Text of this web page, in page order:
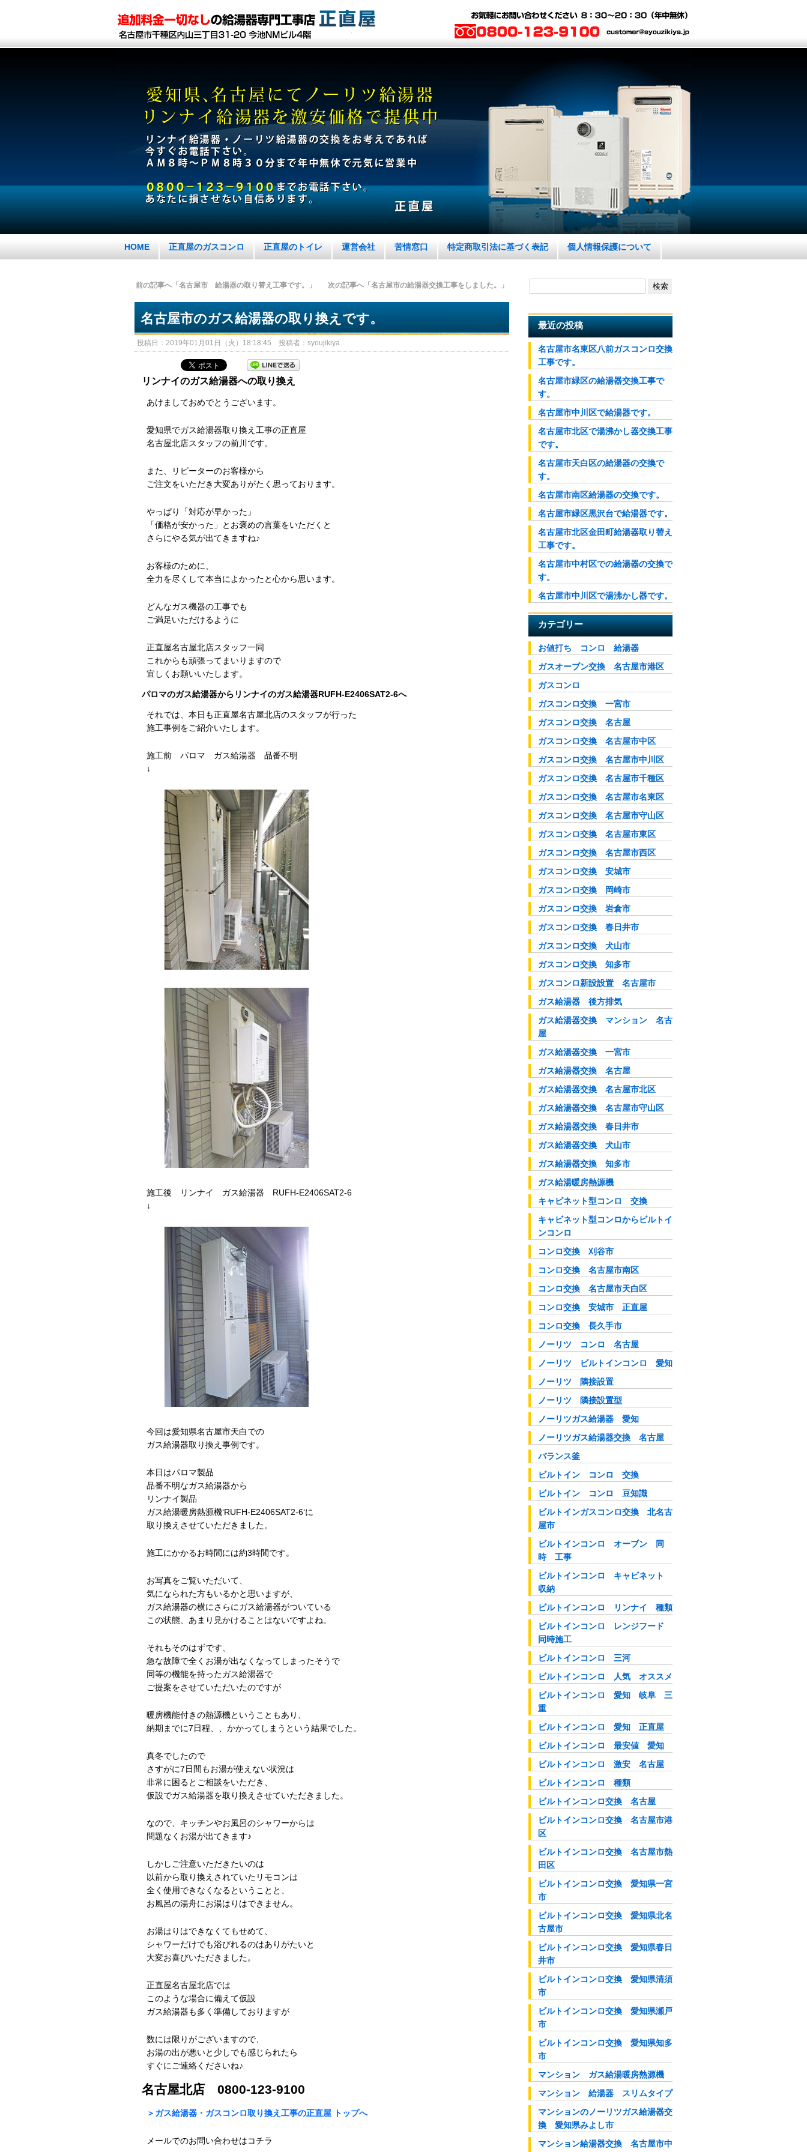
HOME 正直屋のガスコンロ 正直屋のトイレ 運営会社 苦情窓口 特定商取引法に基づく表記 個人情報保護について
前の記事へ「名古屋市 給湯器の取り替え工事です。」 次の記事へ「名古屋市の給湯器交換工事をしました。」
名古屋市のガス給湯器の取り換えです。
投稿日：2019年01月01日（火）18:18:45 投稿者：syoujikiya
リンナイのガス給湯器への取り換え
あけましておめでとうございます。
愛知県でガス給湯器取り換え工事の正直屋
名古屋北店スタッフの前川です。
また、リピーターのお客様から
ご注文をいただき大変ありがたく思っております。
やっぱり「対応が早かった」
「価格が安かった」とお褒めの言葉をいただくと
さらにやる気が出てきますね♪
お客様のために、
全力を尽くして本当によかったと心から思います。
どんなガス機器の工事でも
ご満足いただけるように
正直屋名古屋北店スタッフ一同
これからも頑張ってまいりますので
宜しくお願いいたします。
パロマのガス給湯器からリンナイのガス給湯器RUFH-E2406SAT2-6へ
それでは、本日も正直屋名古屋北店のスタッフが行った
施工事例をご紹介いたします。
施工前 パロマ ガス給湯器 品番不明
↓
施工後 リンナイ ガス給湯器 RUFH-E2406SAT2-6
↓
今回は愛知県名古屋市天白での
ガス給湯器取り換え事例です。
本日はパロマ製品
品番不明なガス給湯器から
リンナイ製品
ガス給湯暖房熱源機‘RUFH-E2406SAT2-6‘に
取り換えさせていただきました。
施工にかかるお時間には約3時間です。
お写真をご覧いただいて、
気になられた方もいるかと思いますが、
ガス給湯器の横にさらにガス給湯器がついている
この状態、あまり見かけることはないですよね。
それもそのはずです、
急な故障で全くお湯が出なくなってしまったそうで
同等の機能を持ったガス給湯器で
ご提案をさせていただいたのですが
暖房機能付きの熱源機ということもあり、
納期までに7日程、、かかってしまうという結果でした。
真冬でしたので
さすがに7日間もお湯が使えない状況は
非常に困るとご相談をいただき、
仮設でガス給湯器を取り換えさせていただきました。
なので、キッチンやお風呂のシャワーからは
問題なくお湯が出てきます♪
しかしご注意いただきたいのは
以前から取り換えされていたリモコンは
全く使用できなくなるということと、
お風呂の湯舟にお湯はりはできません。
お湯はりはできなくてもせめて、
シャワーだけでも浴びれるのはありがたいと
大変お喜びいただきました。
正直屋名古屋北店では
このような場合に備えて仮設
ガス給湯器も多く準備しておりますが
数には限りがございますので、
お湯の出が悪いと少しでも感じられたら
すぐにご連絡くださいね♪
名古屋北店 0800-123-9100
＞ガス給湯器・ガスコンロ取り換え工事の正直屋 トップへ
メールでのお問い合わせはコチラ
最近の投稿
名古屋市名東区八前ガスコンロ交換
工事です。
名古屋市緑区の給湯器交換工事で
す。
名古屋市中川区で給湯器です。
名古屋市北区で湯沸かし器交換工事
です。
名古屋市天白区の給湯器の交換で
す。
名古屋市南区給湯器の交換です。
名古屋市緑区黒沢台で給湯器です。
名古屋市北区金田町給湯器取り替え
工事です。
名古屋市中村区での給湯器の交換で
す。
名古屋市中川区で湯沸かし器です。
カテゴリー
お値打ち コンロ 給湯器
ガスオーブン交換 名古屋市港区
ガスコンロ
ガスコンロ交換 一宮市
ガスコンロ交換 名古屋
ガスコンロ交換 名古屋市中区
ガスコンロ交換 名古屋市中川区
ガスコンロ交換 名古屋市千種区
ガスコンロ交換 名古屋市名東区
ガスコンロ交換 名古屋市守山区
ガスコンロ交換 名古屋市東区
ガスコンロ交換 名古屋市西区
ガスコンロ交換 安城市
ガスコンロ交換 岡崎市
ガスコンロ交換 岩倉市
ガスコンロ交換 春日井市
ガスコンロ交換 犬山市
ガスコンロ交換 知多市
ガスコンロ新設設置 名古屋市
ガス給湯器 後方排気
ガス給湯器交換 マンション 名古
屋
ガス給湯器交換 一宮市
ガス給湯器交換 名古屋
ガス給湯器交換 名古屋市北区
ガス給湯器交換 名古屋市守山区
ガス給湯器交換 春日井市
ガス給湯器交換 犬山市
ガス給湯器交換 知多市
ガス給湯暖房熱源機
キャビネット型コンロ 交換
キャビネット型コンロからビルトイ
ンコンロ
コンロ交換 刈谷市
コンロ交換 名古屋市南区
コンロ交換 名古屋市天白区
コンロ交換 安城市 正直屋
コンロ交換 長久手市
ノーリツ コンロ 名古屋
ノーリツ ビルトインコンロ 愛知
ノーリツ 隣接設置
ノーリツ 隣接設置型
ノーリツガス給湯器 愛知
ノーリツガス給湯器交換 名古屋
バランス釜
ビルトイン コンロ 交換
ビルトイン コンロ 豆知識
ビルトインガスコンロ交換 北名古
屋市
ビルトインコンロ オーブン 同
時 工事
ビルトインコンロ キャビネット
収納
ビルトインコンロ リンナイ 種類
ビルトインコンロ レンジフード
同時施工
ビルトインコンロ 三河
ビルトインコンロ 人気 オススメ
ビルトインコンロ 愛知 岐阜 三
重
ビルトインコンロ 愛知 正直屋
ビルトインコンロ 最安値 愛知
ビルトインコンロ 激安 名古屋
ビルトインコンロ 種類
ビルトインコンロ交換 名古屋
ビルトインコンロ交換 名古屋市港
区
ビルトインコンロ交換 名古屋市熱
田区
ビルトインコンロ交換 愛知県一宮
市
ビルトインコンロ交換 愛知県北名
古屋市
ビルトインコンロ交換 愛知県春日
井市
ビルトインコンロ交換 愛知県清須
市
ビルトインコンロ交換 愛知県瀬戸
市
ビルトインコンロ交換 愛知県知多
市
マンション ガス給湯暖房熱源機
マンション 給湯器 スリムタイプ
マンションのノーリツガス給湯器交
換 愛知県みよし市
マンション給湯器交換 名古屋市中